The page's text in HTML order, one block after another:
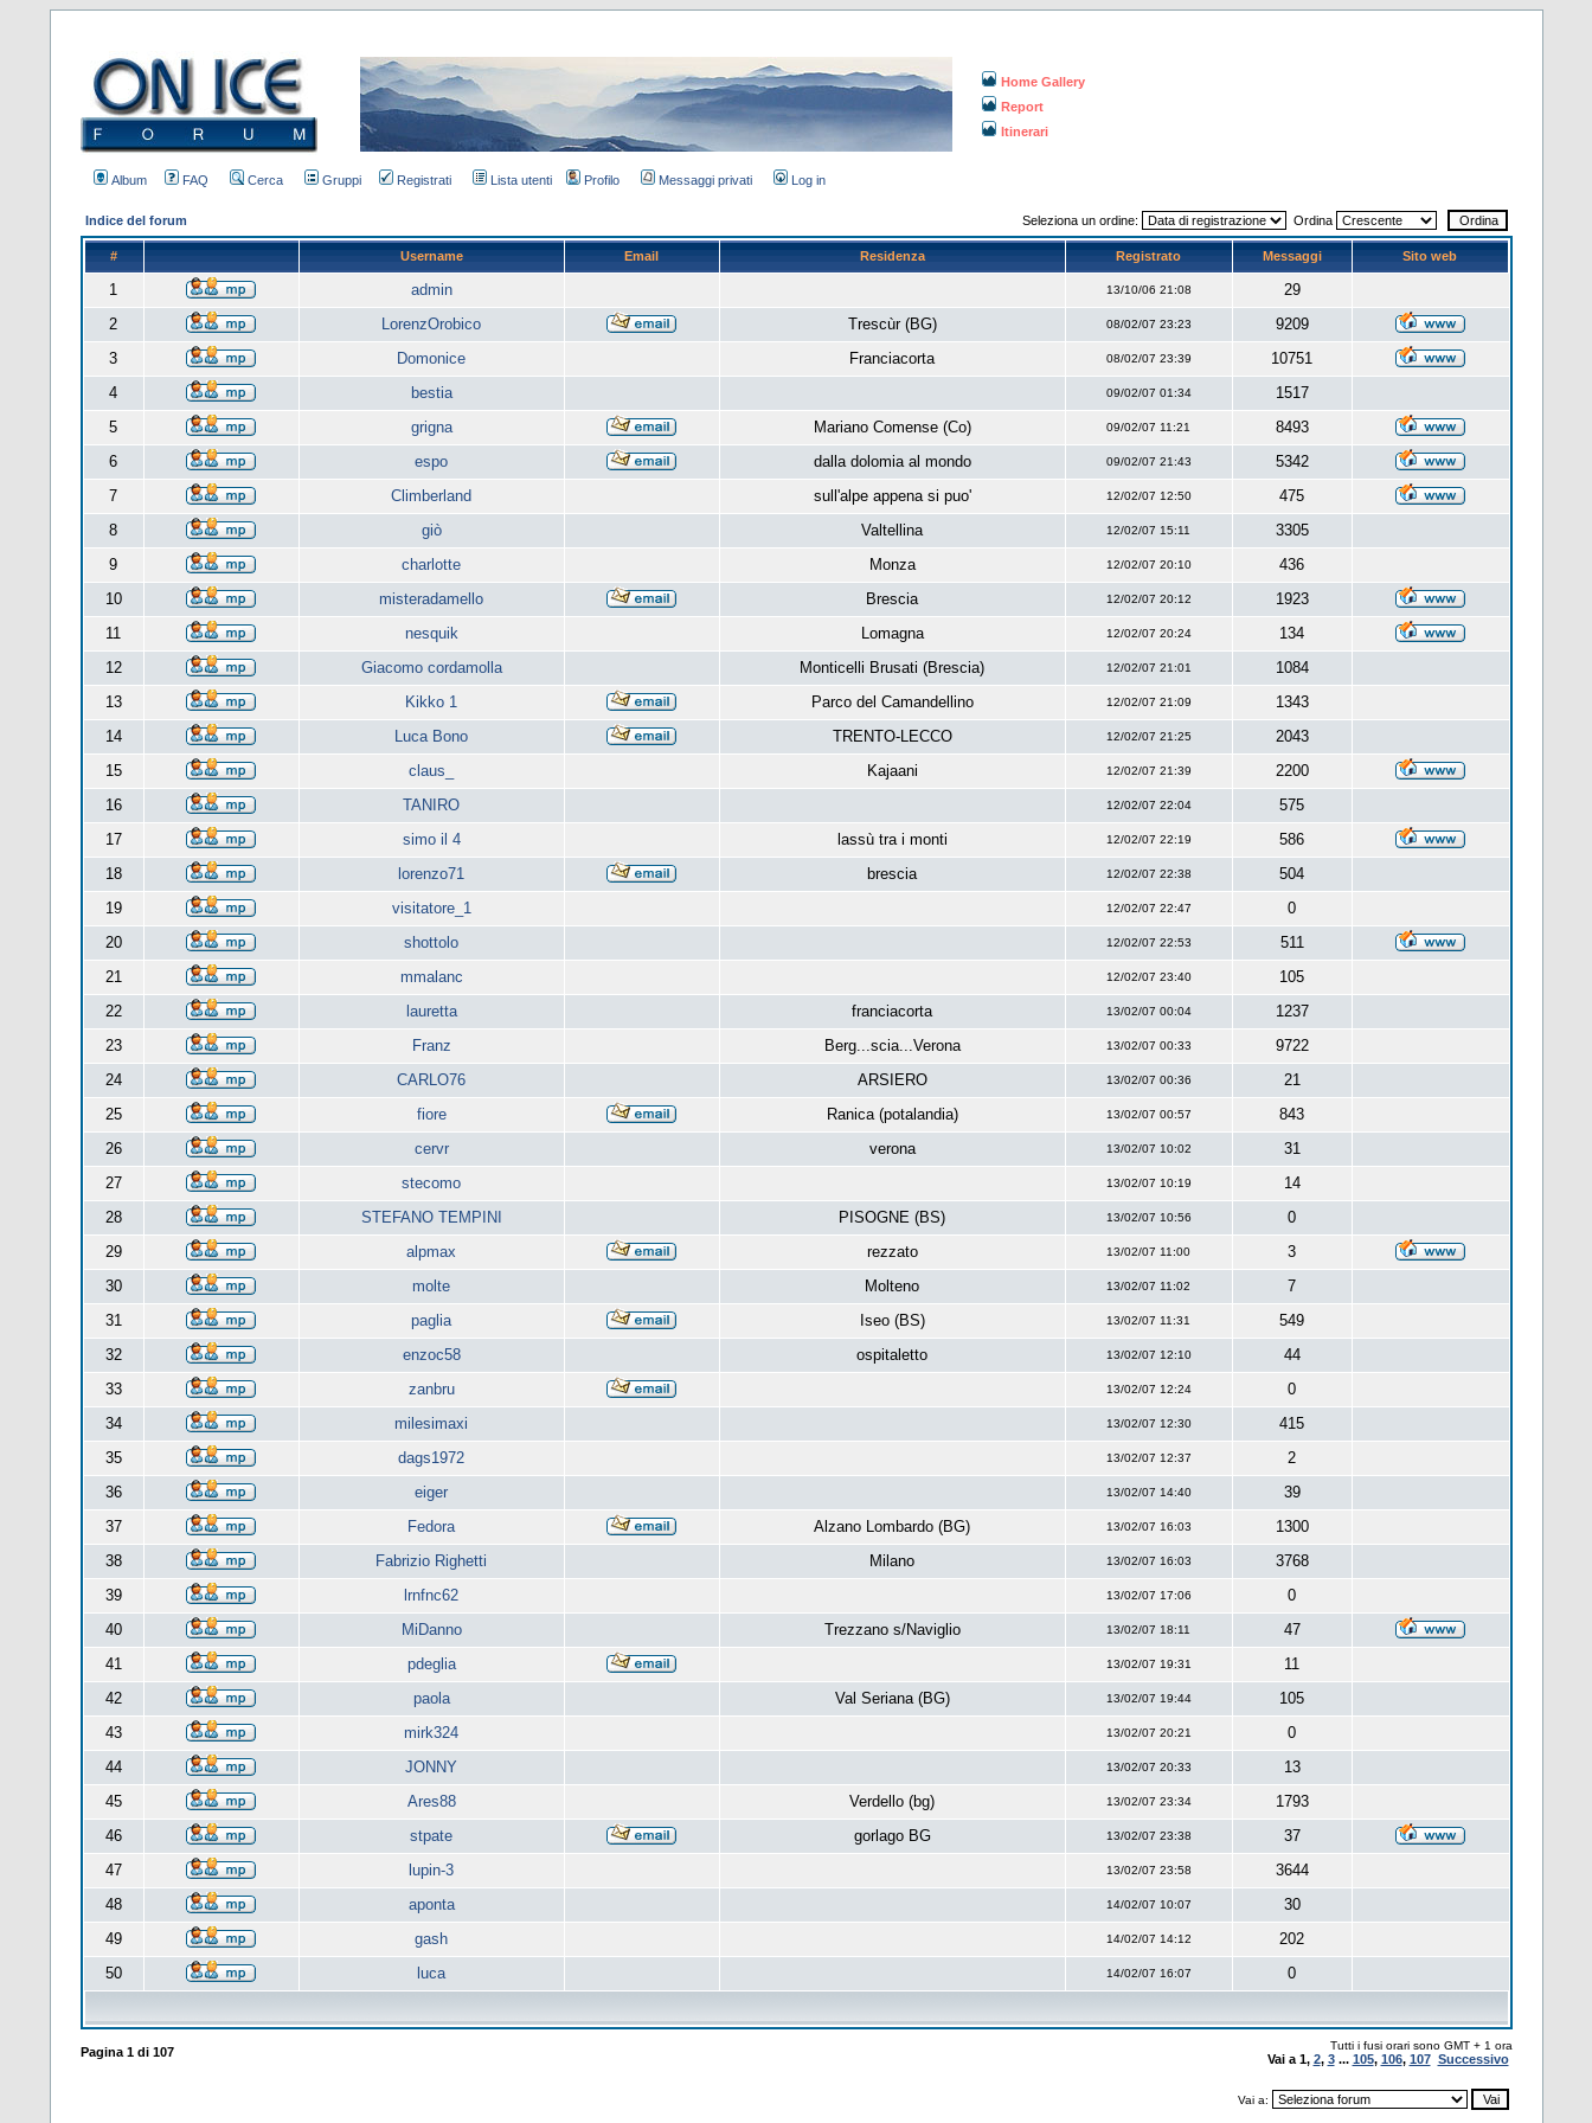
Home Gallery
Report
Itinerari
Album FAQ Cerca Gruppi Registrati Lista utenti Profilo Messaggi privati Log in
Indice del forum Seleziona un ordine: Ordina
# Username Email Residenza Registrato Messaggi Sito web
1 admin 13/10/06 21:08
29
2
LorenzOrobico Trescùr (BG) 08/02/07 23:23
9209
3
Domonice Franciacorta 08/02/07 23:39
10751
4
bestia 09/02/07 01:34
1517
5
grigna Mariano Comense (Co) 09/02/07 11:21
8493
6
espo dalla dolomia al mondo 09/02/07 21:43
5342
7
Climberland sull'alpe appena si puo' 12/02/07 12:50
475
8
giò Valtellina 12/02/07 15:11
3305
9
charlotte Monza 12/02/07 20:10
436
10
misteradamello Brescia 12/02/07 20:12
1923
11
nesquik Lomagna 12/02/07 20:24
134
12
Giacomo cordamolla Monticelli Brusati (Brescia) 12/02/07 21:01
1084
13
Kikko 1 Parco del Camandellino 12/02/07 21:09
1343
14
Luca Bono TRENTO-LECCO 12/02/07 21:25
2043
15
claus_ Kajaani 12/02/07 21:39
2200
16
TANIRO 12/02/07 22:04
575
17
simo il 4 lassù tra i monti 12/02/07 22:19
586
18
lorenzo71 brescia 12/02/07 22:38
504
19
visitatore_1 12/02/07 22:47
0
20
shottolo 12/02/07 22:53
511
21
mmalanc 12/02/07 23:40
105
22
lauretta franciacorta 13/02/07 00:04
1237
23
Franz Berg...scia...Verona 13/02/07 00:33
9722
24
CARLO76 ARSIERO 13/02/07 00:36
21
25
fiore Ranica (potalandia) 13/02/07 00:57
843
26
cervr verona 13/02/07 10:02
31
27
stecomo 13/02/07 10:19
14
28
STEFANO TEMPINI PISOGNE (BS) 13/02/07 10:56
0
29
alpmax rezzato 13/02/07 11:00
3
30
molte Molteno 13/02/07 11:02
7
31
paglia Iseo (BS) 13/02/07 11:31
549
32
enzoc58 ospitaletto 13/02/07 12:10
44
33
zanbru 13/02/07 12:24
0
34
milesimaxi 13/02/07 12:30
415
35
dags1972 13/02/07 12:37
2
36
eiger 13/02/07 14:40
39
37
Fedora Alzano Lombardo (BG) 13/02/07 16:03
1300
38
Fabrizio Righetti Milano 13/02/07 16:03
3768
39
lrnfnc62 13/02/07 17:06
0
40
MiDanno Trezzano s/Naviglio 13/02/07 18:11
47
41
pdeglia 13/02/07 19:31
11
42
paola Val Seriana (BG) 13/02/07 19:44
105
43
mirk324 13/02/07 20:21
0
44
JONNY 13/02/07 20:33
13
45
Ares88 Verdello (bg) 13/02/07 23:34
1793
46
stpate gorlago BG 13/02/07 23:38
37
47
lupin-3 13/02/07 23:58
3644
48
aponta 14/02/07 10:07
30
49
gash 14/02/07 14:12
202
50
luca 14/02/07 16:07 0
Pagina 1di 107 Tutti i fusi orari sono GMT + 1 ora
Vai a 1, 2, 3... 105, 106, 107 Successivo
Vai a: